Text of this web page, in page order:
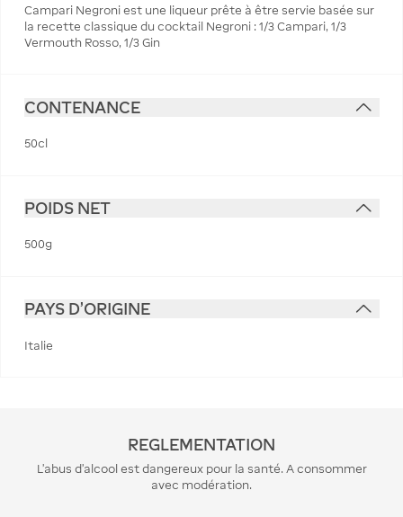
Campari Negroni est une liqueur prête à être servie basée sur
la recette classique du cocktail Negroni : 1/3 Campari, 1/3
Vermouth Rosso, 1/3 Gin
CONTENANCE
50cl
POIDS NET
500g
PAYS D'ORIGINE
Italie
REGLEMENTATION
L’abus d’alcool est dangereux pour la santé. A consommer
avec modération.